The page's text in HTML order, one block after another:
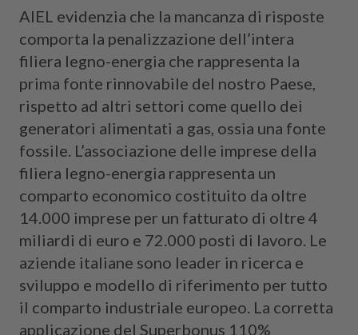
AIEL evidenzia che la mancanza di risposte
comporta la penalizzazione dell’intera
filiera legno-energia che rappresenta la
prima fonte rinnovabile del nostro Paese,
rispetto ad altri settori come quello dei
generatori alimentati a gas, ossia una fonte
fossile. L’associazione delle imprese della
filiera legno-energia rappresenta un
comparto economico costituito da oltre
14.000 imprese per un fatturato di oltre 4
miliardi di euro e 72.000 posti di lavoro. Le
aziende italiane sono leader in ricerca e
sviluppo e modello di riferimento per tutto
il comparto industriale europeo. La corretta
applicazione del Superbonus 110%